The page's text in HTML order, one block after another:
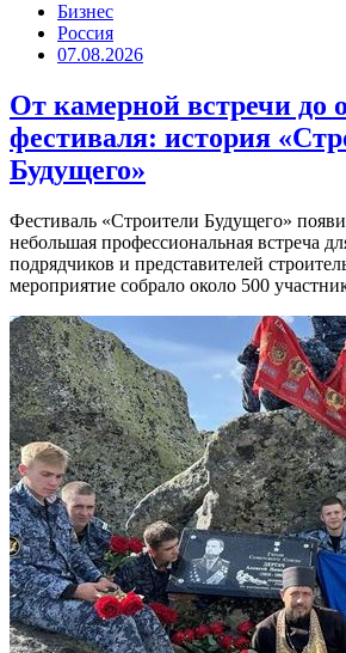
Бизнес
Россия
07.08.2026
От камерной встречи до
фестиваля: история
Будущего»
Фестиваль «Строители Будущего»
небольшая профессиональная встреча
подрядчиков и представителей
мероприятие собрало около 500